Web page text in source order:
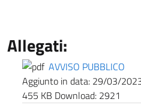
Allegati:
AVVISO PUBBLICO
Aggiunto in data: 29/03/
455 KB Download: 2921